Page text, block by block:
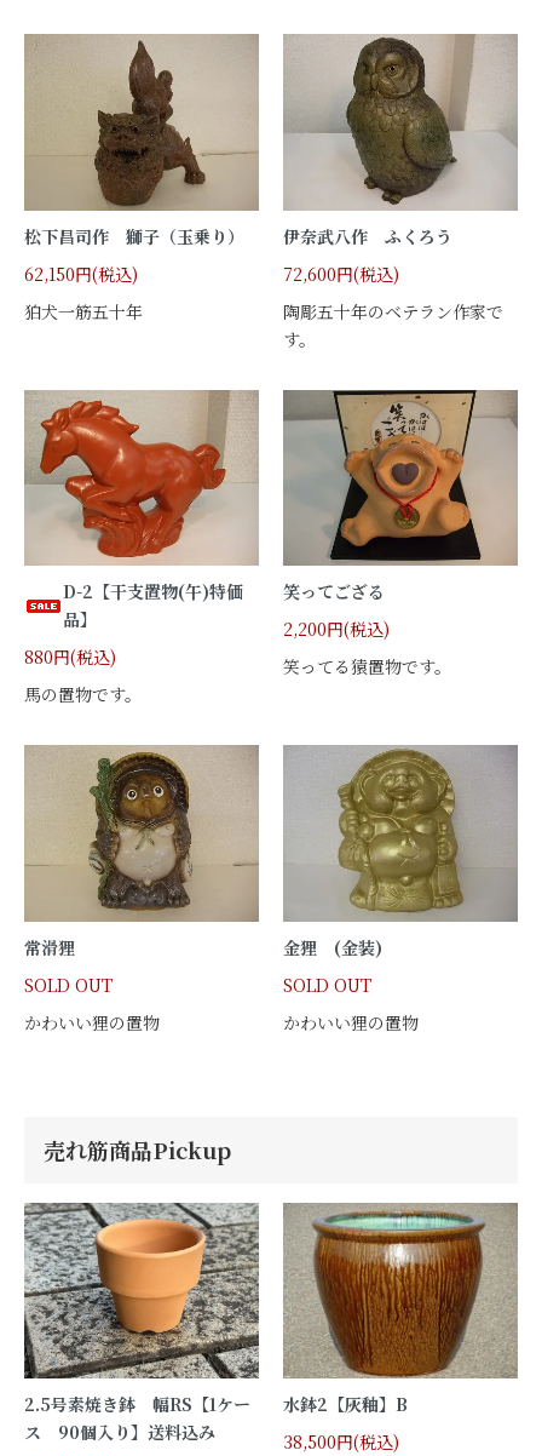
松下昌司作 獅子（玉乗り）
62,150円(税込)
狛犬一筋五十年
伊奈武八作 ふくろう
72,600円(税込)
陶彫五十年のベテラン作家で
す。
D-2【干支置物(午)特価
品】
880円(税込)
馬の置物です。
笑ってござる
2,200円(税込)
笑ってる猿置物です。
常滑狸
SOLD OUT
かわいい狸の置物
金狸 (金装)
SOLD OUT
かわいい狸の置物
売れ筋商品Pickup
2.5号素焼き鉢 幅RS【1ケー
ス 90個入り】送料込み
水鉢2【灰釉】B
38,500円(税込)